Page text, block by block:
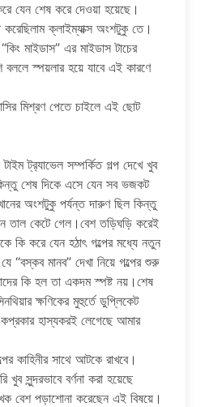
যেন শেষ করে দেওয়া হয়েছে।
ক্লাইম্যাক্স অংশটুকু তে।
মাইডাস” এর মাইডাস টাচের
বললে স্পয়লার হয়ে যাবে এই কারণে
মিশ্রণ পেতে চাইলে এই ছোট
ট্র‍্যাভেল সম্পর্কিত গল্প দেখে খুব
শেষ দিকে এসে যেন সব ভজকট
অংশটুকু পর্যন্ত দারুণ ছিল কিন্তু
তাল কেটে গেল।বেশ তড়িঘড়ি করেই
কি করে যেন হঠাৎ গল্পের মধ্যে নতুন
মানব” দেখা নিয়ে গল্পের শুরু
কি হল তা একদম স্পষ্ট নয়।শেষ
ক্ষণিকের মুহুর্তে ডুপ্লিকেট
হাস্যকরই লেগেছে আমার
কাহিনীর সাথে আটকে রাখবে।
খুব সুন্দরভাবে বর্ণনা করা হয়েছে
বেশ পড়াশোনা করেছেন এই বিষয়ে।